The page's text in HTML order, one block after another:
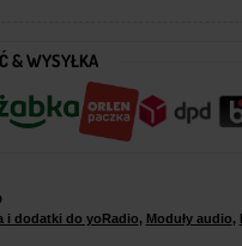
& WYSYŁKA
i dodatki do yoRadio, Moduły audio,